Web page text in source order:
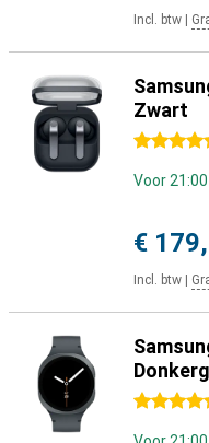
Incl. btw
Zwart
5 sterren
Voor
€
Incl. btw
4.5 sterren